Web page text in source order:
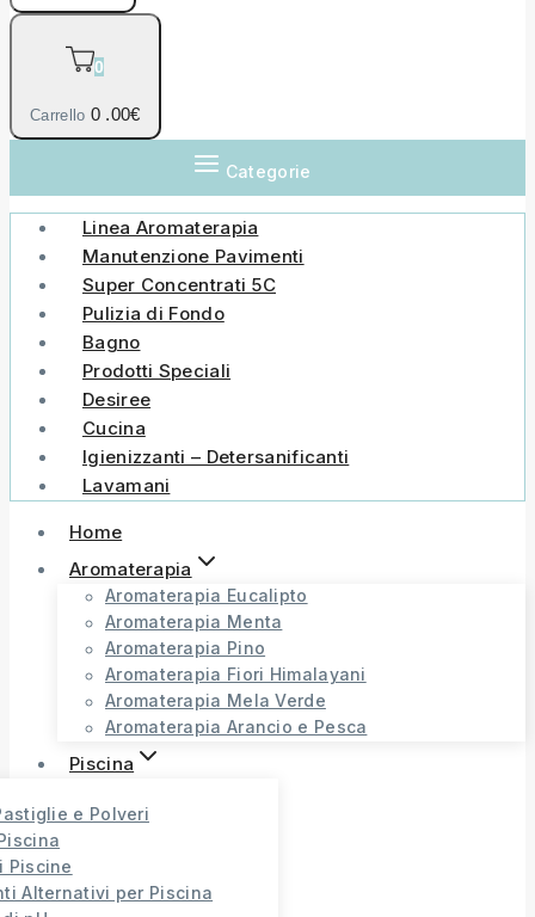
0
Carrello 0 .00€
Categorie
Linea Aromaterapia
Manutenzione Pavimenti
Super Concentrati 5C
Pulizia di Fondo
Bagno
Prodotti Speciali
Desiree
Cucina
Igienizzanti – Detersanificanti
Lavamani
Home
Aromaterapia
Aromaterapia Eucalipto
Aromaterapia Menta
Aromaterapia Pino
Aromaterapia Fiori Himalayani
Aromaterapia Mela Verde
Aromaterapia Arancio e Pesca
Piscina
e Polveri
Piscine
Alternativi per Piscina